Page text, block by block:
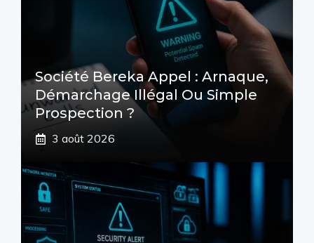
Société Bereka Appel : Arnaque,
Démarchage Illégal Ou Simple
Prospection ?
3 août 2026